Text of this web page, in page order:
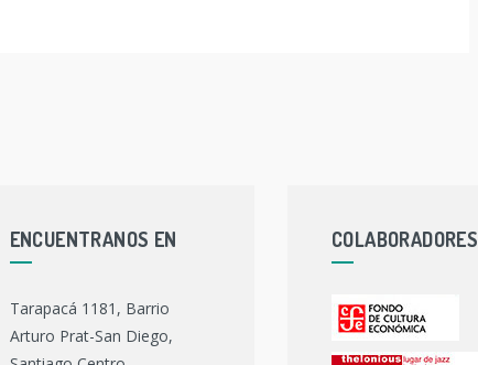
ENCUENTRANOS EN
Tarapacá 1181, Barrio
Arturo Prat-San Diego,
COLABORADORES